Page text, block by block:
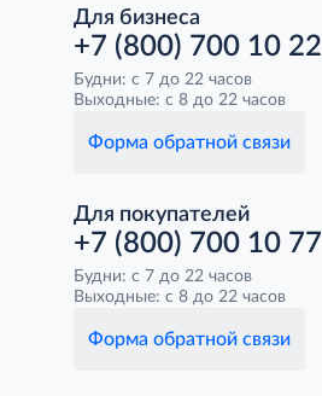
Для бизнеса
+7 (800) 700 10 22
Будни: с 7 до 22 часов
Выходные: с 8 до 22 часов
Форма обратной связи
Для покупателей
+7 (800) 700 10 77
Будни: с 7 до 22 часов
Выходные: с 8 до 22 часов
Форма обратной связи